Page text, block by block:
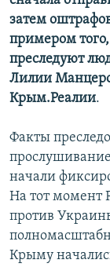
затем
примером
преследуют
Лилии
Крым.Реалии.
Факты
начали
На тот момент
против
Крыму